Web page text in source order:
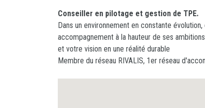
Conseiller en pilotage et gestion de TPE.
Dans un environnement en constante
accompagnement à la hauteur de ses
et votre vision en une réalité durable
Membre du réseau RIVALIS, 1er réseau